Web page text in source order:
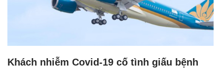
Khách nhiễm Covid-19 cố tình giấu bệnh